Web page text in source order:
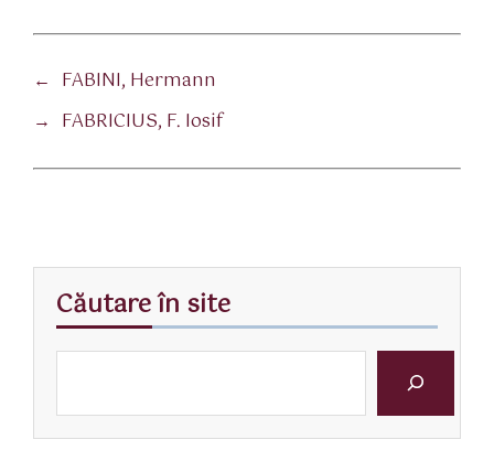
← FABINI, Hermann
→ FABRICIUS, F. Iosif
Căutare în site